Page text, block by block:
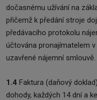
dočasnému užívání na
přičemž k předání stroje
předávacího protokolu
účtována pronajímatelem
uzavřené nájemní smlouvě.
1.4 Faktura (daňový
dohody, každých 14 dní a